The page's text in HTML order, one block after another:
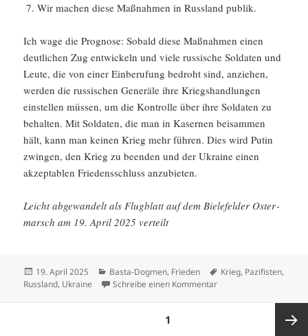
Wir machen diese Maßnahmen in Russland publik.
Ich wage die Prognose: Sobald diese Maßnahmen einen
deutli­chen Zug entwi­ckeln und viele russi­sche Soldaten und
Leute, die von einer Einbe­ru­fung bedroht sind, anziehen,
werden die russi­schen Generäle ihre Kriegs­hand­lungen
einstellen müssen, um die Kontrolle über ihre Soldaten zu
behalten. Mit Soldaten, die man in Kasernen beisammen
hält, kann man keinen Krieg mehr führen. Dies wird Putin
zwingen, den Krieg zu beenden und der Ukraine einen
akzep­ta­blen Friedens­schluss anzubieten.
Leicht abgewan­delt als Flugblatt auf dem Biele­felder Oster­
marsch am 19. April 2025 verteilt
Veröffentlicht
am
19. April 2025 Kategorien
Basta-Dogmen, Frieden Schlagwörter
Krieg, Pazifisten,
Russland, Ukraine Schreibe einen Kommentarzu Champagner für
1